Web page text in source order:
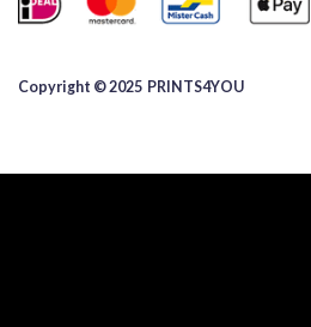
Copyright © 2025 ​PRINTS4YOU